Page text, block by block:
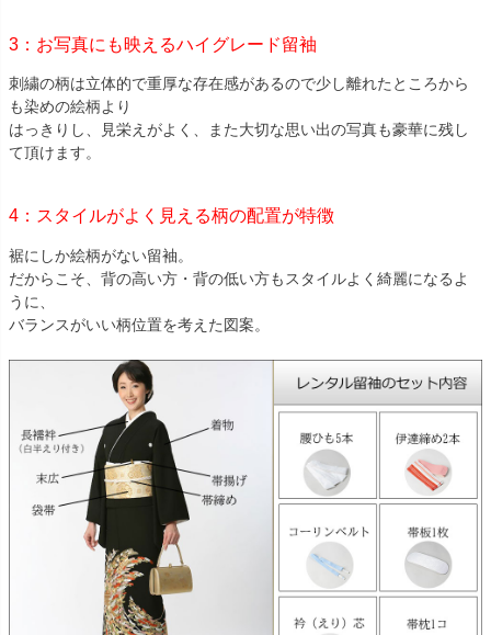
3：お写真にも映えるハイグレード留袖
刺繍の柄は立体的で重厚な存在感があるので少し離れたところから
も染めの絵柄より
はっきりし、見栄えがよく、また大切な思い出の写真も豪華に残し
て頂けます。
4：スタイルがよく見える柄の配置が特徴
裾にしか絵柄がない留袖。
だからこそ、背の高い方・背の低い方もスタイルよく綺麗になるよ
うに、
バランスがいい柄位置を考えた図案。